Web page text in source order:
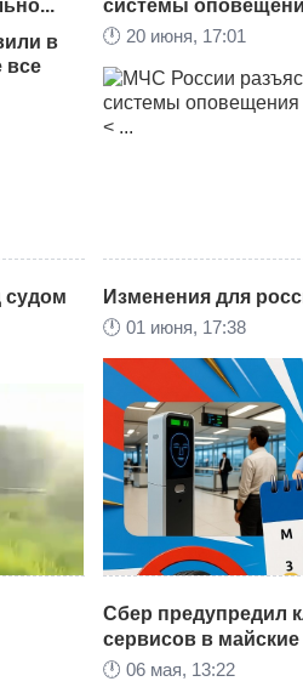
Топливный кризис,
года, перешел в
в
все
системы
🕛 20 июня, 17:01
< ...
судом
Изменения для
🕛 01 июня, 17:38
Сбер предупредил
сервисов в
🕛 06 мая, 13:22